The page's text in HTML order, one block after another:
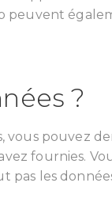
peuvent
?
vous
fournies.
les